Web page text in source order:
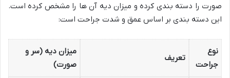
صورت را دسته بندی کرده و میزان دیه آن ها را مشخص کرده است.
این دسته بندی بر اساس عمق و شدت جراحت است:
نوع
جراحت
تعریف
میزان دیه (سر و
صورت)